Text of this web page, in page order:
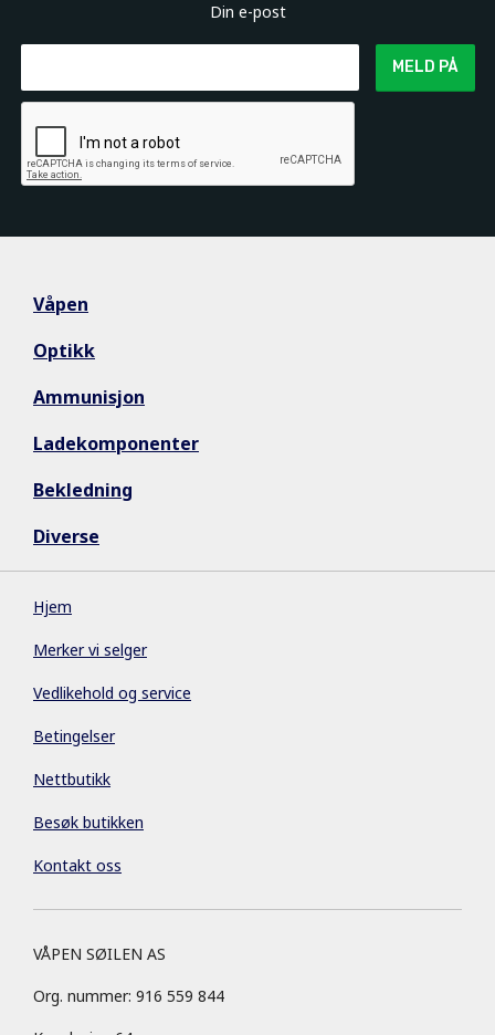
Din e-post
MELD PÅ
Våpen
Optikk
Ammunisjon
Ladekomponenter
Bekledning
Diverse
Hjem
Merker vi selger
Vedlikehold og service
Betingelser
Nettbutikk
Besøk butikken
Kontakt oss
VÅPEN SØILEN AS
Org. nummer: 916 559 844